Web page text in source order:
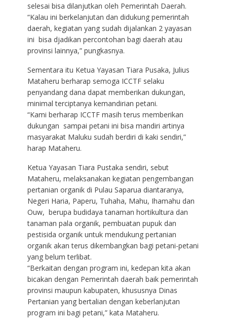
selesai bisa dilanjutkan oleh Pemerintah Daerah.
“Kalau ini berkelanjutan dan didukung pemerintah
daerah, kegiatan yang sudah dijalankan 2 yayasan
ini bisa djadikan percontohan bagi daerah atau
provinsi lainnya,” pungkasnya.
Sementara itu Ketua Yayasan Tiara Pusaka, Julius
Mataheru berharap semoga ICCTF selaku
penyandang dana dapat memberikan dukungan,
minimal terciptanya kemandirian petani.
“Kami berharap ICCTF masih terus memberikan
dukungan sampai petani ini bisa mandiri artinya
masyarakat Maluku sudah berdiri di kaki sendiri,”
harap Mataheru.
Ketua Yayasan Tiara Pustaka sendiri, sebut
Mataheru, melaksanakan kegiatan pengembangan
pertanian organik di Pulau Saparua diantaranya,
Negeri Haria, Paperu, Tuhaha, Mahu, Ihamahu dan
Ouw, berupa budidaya tanaman hortikultura dan
tanaman pala organik, pembuatan pupuk dan
pestisida organik untuk mendukung pertanian
organik akan terus dikembangkan bagi petani-petani
yang belum terlibat.
“Berkaitan dengan program ini, kedepan kita akan
bicakan dengan Pemerintah daerah baik pemerintah
provinsi maupun kabupaten, khususnya Dinas
Pertanian yang bertalian dengan keberlanjutan
program ini bagi petani,” kata Mataheru.